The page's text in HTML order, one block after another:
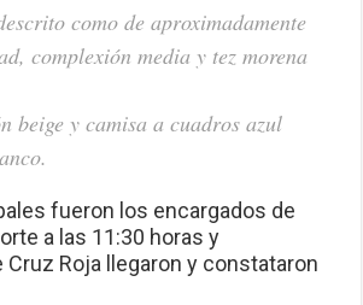
como de aproximadamente
complexión media y tez morena
beige y camisa a cuadros azul
fueron los encargados de
a las 11:30 horas y
Roja llegaron y constataron